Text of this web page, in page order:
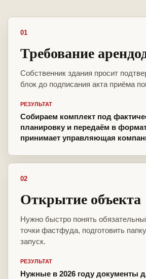
01
Требование
Собственник здания просит
блок до подписания акта приёма
РЕЗУЛЬТАТ
Собираем комплект под
планировку и передаём в
принимает управляющая
02
Открытие объекта
Нужно быстро понять
точки фастфуда, подготовить
запуск.
РЕЗУЛЬТАТ
Нужные в 2026 году документы